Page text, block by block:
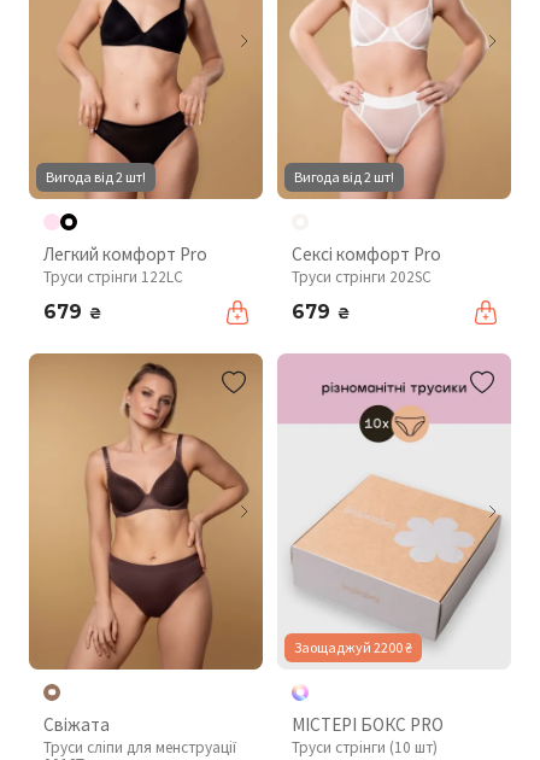
Вигода від 2 шт!
Легкий комфорт Pro
Труси стрінги 122LC
679 ₴
Вигода від 2 шт!
Сексі комфорт Pro
Труси стрінги 202SC
679 ₴
Свіжата
Труси сліпи для менструації
Заощаджуй 2200 ₴
МІСТЕРІ БОКС PRO
Труси стрінги (10 шт)